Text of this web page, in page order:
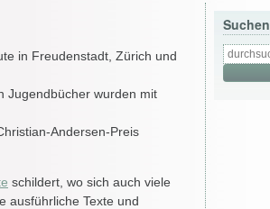
in Freudenstadt, Zürich und
Jugendbücher wurden mit
Andersen-Preis
schildert, wo sich auch viele
ausführliche Texte und
Suchen